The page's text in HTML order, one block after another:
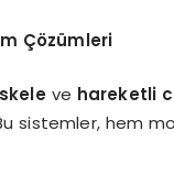
Çözümleri
ve hareketli
sistemler, hem